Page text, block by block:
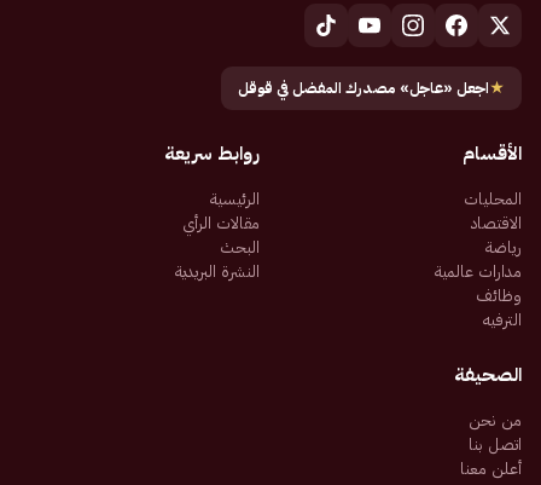
★اجعل «عاجل» مصدرك المفضل في قوقل
الأقسام
المحليات
الاقتصاد
رياضة
مدارات عالمية
وظائف
الترفيه
روابط سريعة
الرئيسية
مقالات الرأي
البحث
النشرة البريدية
الصحيفة
من نحن
اتصل بنا
أعلن معنا